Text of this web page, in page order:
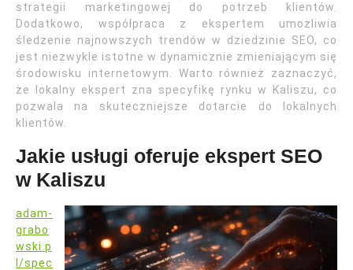
strategii marketingowej do potrzeb klientów.
Dodatkowo, współpraca z ekspertem umożliwia
śledzenie najnowszych trendów w dziedzinie SEO, co
jest niezwykle istotne w dynamicznie zmieniającym się
środowisku internetowym. Warto również zaznaczyć,
że lokalny ekspert zna specyfikę rynku w Kaliszu, co
pozwala na skuteczniejsze dotarcie do lokalnych
klientów.
Jakie usługi oferuje ekspert SEO
w Kaliszu
adam-
grabo
wski.p
l/spec